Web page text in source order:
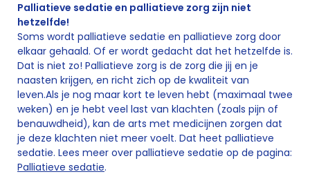
Palliatieve sedatie en palliatieve zorg zijn niet
hetzelfde!
Soms wordt palliatieve sedatie en palliatieve zorg door
elkaar gehaald. Of er wordt gedacht dat het hetzelfde is.
Dat is niet zo! Palliatieve zorg is de zorg die jij en je
naasten krijgen, en richt zich op de kwaliteit van
leven.Als je nog maar kort te leven hebt (maximaal twee
weken) en je hebt veel last van klachten (zoals pijn of
benauwdheid), kan de arts met medicijnen zorgen dat
je deze klachten niet meer voelt. Dat heet palliatieve
sedatie. Lees meer over palliatieve sedatie op de pagina:
Palliatieve sedatie.